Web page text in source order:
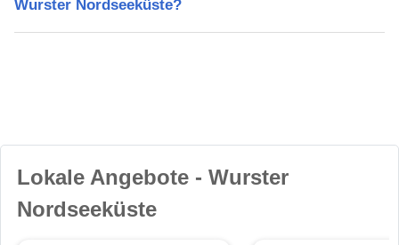
Wurster Nordseeküste?
Lokale Angebote - Wurster
Nordseeküste